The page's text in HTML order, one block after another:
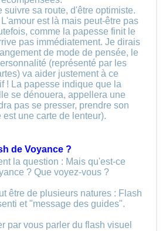
suivre sa route, d'être optimiste.
est là mais peut-être pas
comme la papesse finit le
pas immédiatement. Je dirais
de mode de pensée, le
(représenté par les
va aider justement à ce
! La papesse indique que la
se dénouera, appellera une
pas se presser, prendre son
une carte de lenteur).
de Voyance ?
la question : Mais qu'est-ce
? Que voyez-vous ?
être de plusieurs natures : Flash
et "message des guides".
par vous parler du flash visuel